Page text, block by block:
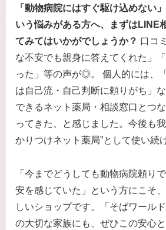
「動物病院にはすぐ駆け込めない
いう悩みがある方へ、まずはLINE
てみてはいかがでしょうか？ 口コ
な不安でも親身に答えてくれた」
った」等の声が◎。 個人的には、
は自己流・自己判断に頼りがち」
できるネット薬局・相談窓口とつ
ってきた、と感じました。今後も
かりつけネット薬局”として使い続
「今までどうしても動物病院頼り
安を感じていた」という方にこそ、
しいショップです。「そばワール
の大切な家族にも、ぜひこの安心